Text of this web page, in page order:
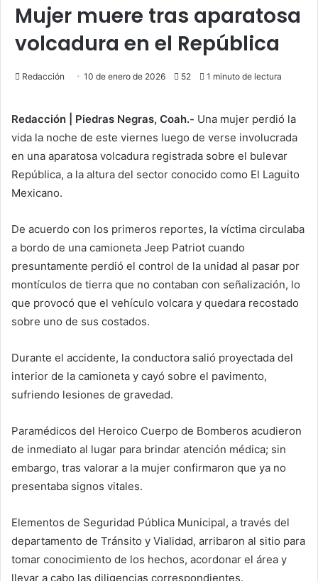
Mujer muere tras aparatosa
volcadura en el República
Redacción 10 de enero de 2026 52 1 minuto de lectura
Redacción | Piedras Negras, Coah.- Una mujer perdió la
vida la noche de este viernes luego de verse involucrada
en una aparatosa volcadura registrada sobre el bulevar
República, a la altura del sector conocido como El Laguito
Mexicano.
De acuerdo con los primeros reportes, la víctima circulaba
a bordo de una camioneta Jeep Patriot cuando
presuntamente perdió el control de la unidad al pasar por
montículos de tierra que no contaban con señalización, lo
que provocó que el vehículo volcara y quedara recostado
sobre uno de sus costados.
Durante el accidente, la conductora salió proyectada del
interior de la camioneta y cayó sobre el pavimento,
sufriendo lesiones de gravedad.
Paramédicos del Heroico Cuerpo de Bomberos acudieron
de inmediato al lugar para brindar atención médica; sin
embargo, tras valorar a la mujer confirmaron que ya no
presentaba signos vitales.
Elementos de Seguridad Pública Municipal, a través del
departamento de Tránsito y Vialidad, arribaron al sitio para
tomar conocimiento de los hechos, acordonar el área y
llevar a cabo las diligencias correspondientes.